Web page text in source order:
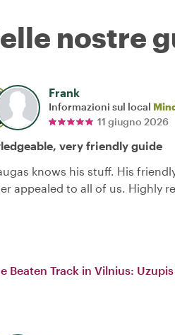
nostre
Frank
Informazioni sul local
11 giugno 2026
very friendly guide
knows his stuff. His
appealed to all of us. Highly
Beaten Track in Vilnius: